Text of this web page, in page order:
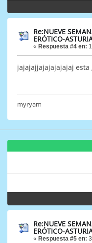
Re:NUEVE
ERÓTICO-
« Respuesta #4 en:
jajajajjajajajajajaj esta
myryam
Re:NUEVE
ERÓTICO-
« Respuesta #5 en: